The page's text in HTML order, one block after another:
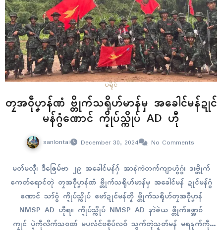
ပရိုၚ်
တၠအဝဵုပၞာန်ဏံ ဗ္တိုက်သရိုဟ်မာန်မှ အခေါၚ်မန်ဍုၚ်
မန်ဂွံဏောၚ် က္ဍိုပ်သ္ကိုပ် AD ဟီု
sanlontai December 30, 2024 No Comments
မတ်မလီု၊ ဒဳဇြေမ်ဗာ ၂၉ အခေါၚ်မန်ဂှ် အာနဲကဲတက်ကျာဟွံဂွံ၊ ဒးဗ္တိုက်
ကေတ်ရောၚ်တုဲ တၠအဝဵုပၞာန်ဏံ ဗ္တိုက်သရိုဟ်မာန်မှ အခေါၚ်မန် ဍုၚ်မန်ဂွံ
ဏောၚ် သာ်ဝွံ က္ဍိုပ်သ္ကိုပ် ဗော်ဍုၚ်မန်တၟိ ဗ္တိုက်သရိုဟ်တၠအဝဵုပၞာန်
NMSP AD ဟီုရ။ က္ဍိုပ်သ္ကိုပ် NMSP AD နာဲဇဲယ ဖ္တိုက်ဖ္အောဝ်
ကၠုၚ် ပ္ဍဲကဵုလိက်သဝဏ် မပလံၚ်ဗစိုပ်လဝ် သွက်တ္ၚဲသၟတ်မန် မရနုက်ကဵု